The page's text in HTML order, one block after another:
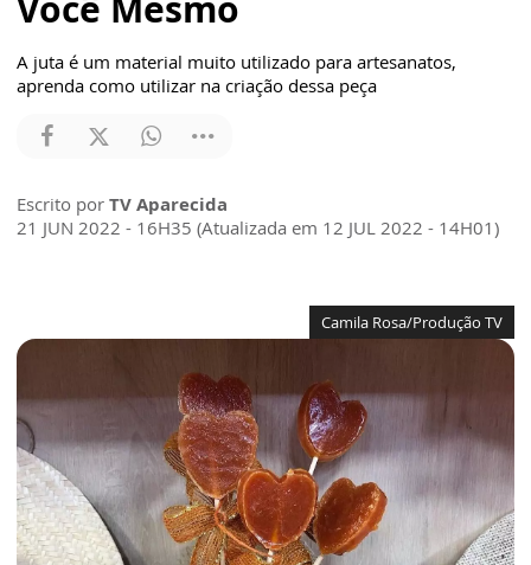
A juta é um material muito utilizado para artesanatos,
aprenda como utilizar na criação dessa peça
Escrito por TV Aparecida
21 JUN 2022 - 16H35 (Atualizada em 12 JUL 2022 - 14H01)
Camila Rosa/Produção TV